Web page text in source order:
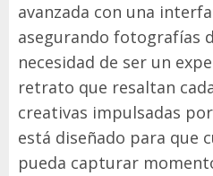
avanzada con una
asegurando fotografías
necesidad de ser un
retrato que resaltan
creativas impulsadas por
está diseñado para que
pueda capturar